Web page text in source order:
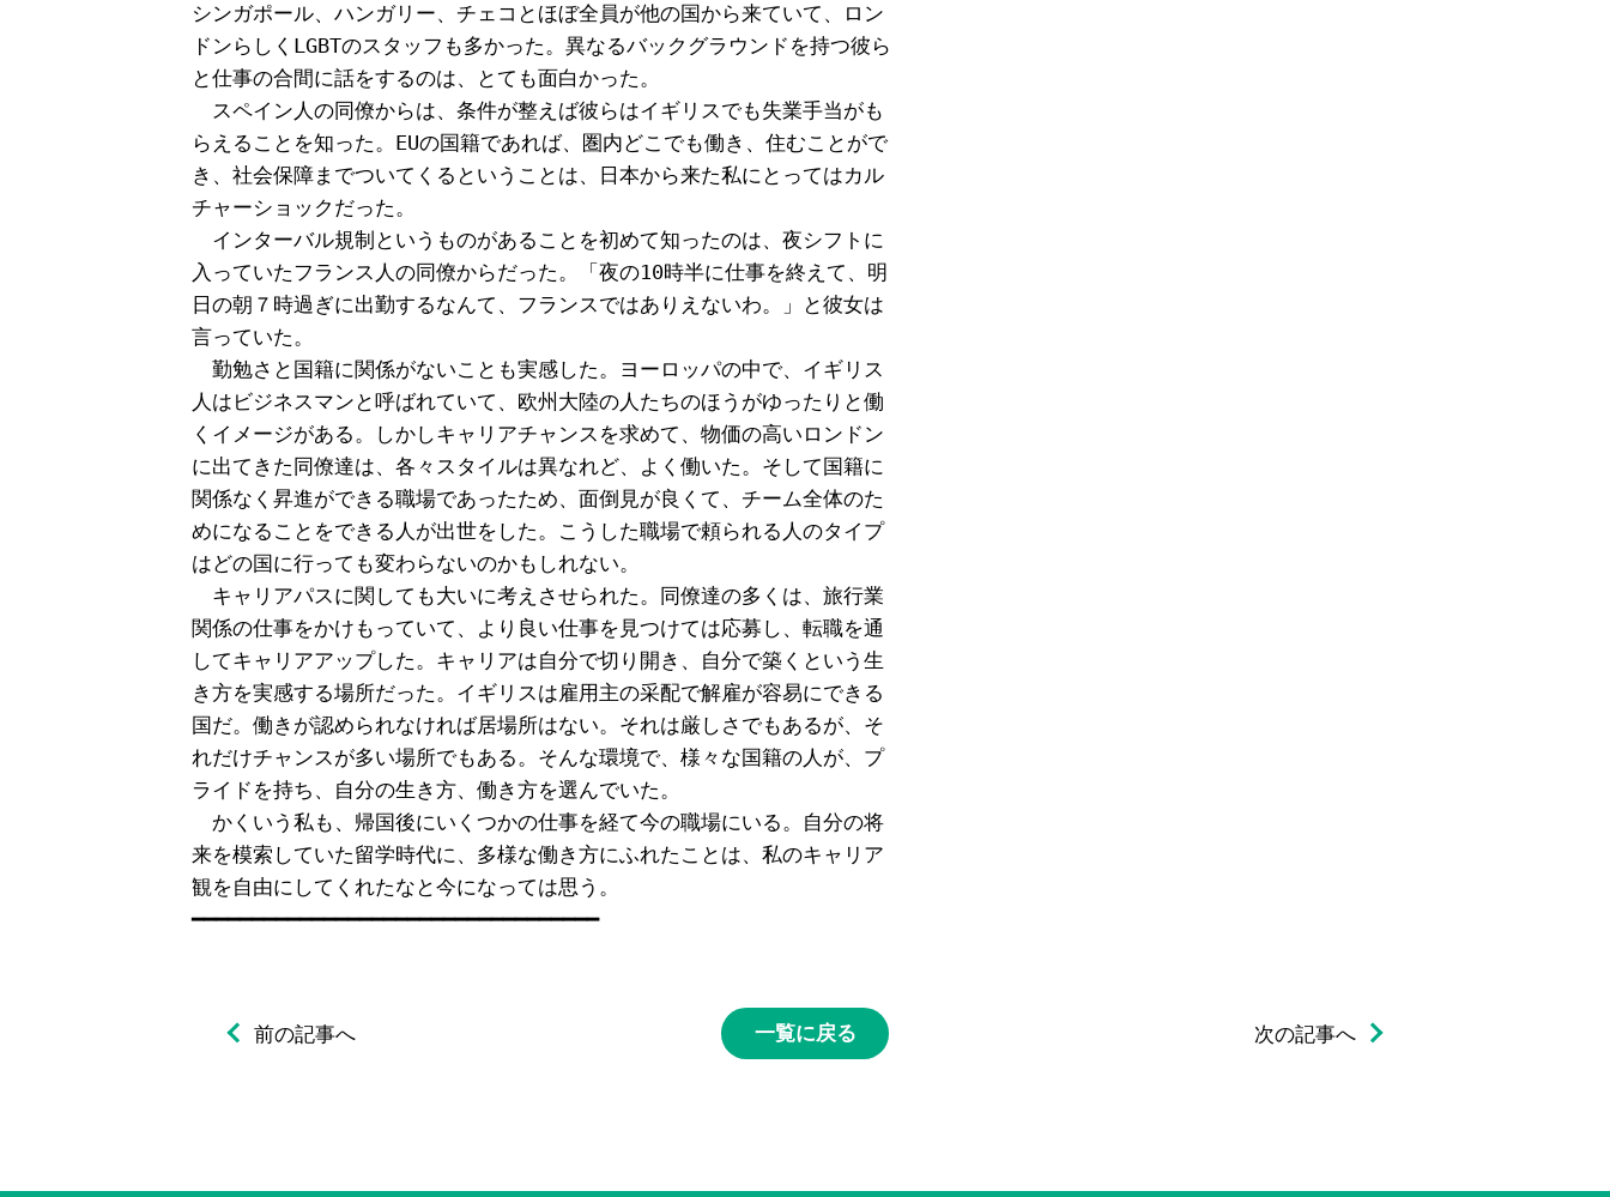
シンガポール、ハンガリー、チェコとほぼ全員が他の国から来ていて、ロン
ドンらしくLGBTのスタッフも多かった。異なるバックグラウンドを持つ彼ら
と仕事の合間に話をするのは、とても面白かった。
スペイン人の同僚からは、条件が整えば彼らはイギリスでも失業手当がも
らえることを知った。EUの国籍であれば、圏内どこでも働き、住むことがで
き、社会保障までついてくるということは、日本から来た私にとってはカル
チャーショックだった。
インターバル規制というものがあることを初めて知ったのは、夜シフトに
入っていたフランス人の同僚からだった。「夜の10時半に仕事を終えて、明
日の朝７時過ぎに出勤するなんて、フランスではありえないわ。」と彼女は
言っていた。
勤勉さと国籍に関係がないことも実感した。ヨーロッパの中で、イギリス
人はビジネスマンと呼ばれていて、欧州大陸の人たちのほうがゆったりと働
くイメージがある。しかしキャリアチャンスを求めて、物価の高いロンドン
に出てきた同僚達は、各々スタイルは異なれど、よく働いた。そして国籍に
関係なく昇進ができる職場であったため、面倒見が良くて、チーム全体のた
めになることをできる人が出世をした。こうした職場で頼られる人のタイプ
はどの国に行っても変わらないのかもしれない。
キャリアパスに関しても大いに考えさせられた。同僚達の多くは、旅行業
関係の仕事をかけもっていて、より良い仕事を見つけては応募し、転職を通
してキャリアアップした。キャリアは自分で切り開き、自分で築くという生
き方を実感する場所だった。イギリスは雇用主の采配で解雇が容易にできる
国だ。働きが認められなければ居場所はない。それは厳しさでもあるが、そ
れだけチャンスが多い場所でもある。そんな環境で、様々な国籍の人が、プ
ライドを持ち、自分の生き方、働き方を選んでいた。
かくいう私も、帰国後にいくつかの仕事を経て今の職場にいる。自分の将
来を模索していた留学時代に、多様な働き方にふれたことは、私のキャリア
観を自由にしてくれたなと今になっては思う。
前の記事へ 次の記事へ
一覧に戻る